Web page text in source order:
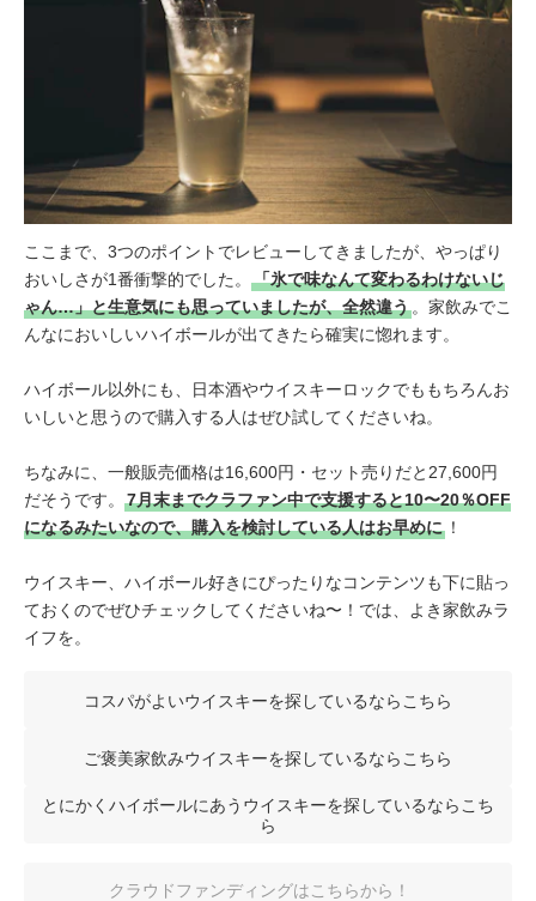
ここまで、3つのポイントでレビューしてきましたが、やっぱり
おいしさが1番衝撃的でした。
「氷で味なんて変わるわけないじ
ゃん…」と生意気にも思っていましたが、全然違う。家飲みでこ
んなにおいしいハイボールが出てきたら確実に惚れます。
ハイボール以外にも、日本酒やウイスキーロックでももちろんお
いしいと思うので購入する人はぜひ試してくださいね。
ちなみに、一般販売価格は16,600円・セット売りだと27,600円
だそうです。
7月末までクラファン中で支援すると10〜20％OFF
になるみたいなので、購入を検討している人はお早めに ！
ウイスキー、ハイボール好きにぴったりなコンテンツも下に貼っ
ておくのでぜひチェックしてくださいね〜！では、よき家飲みラ
イフを。
コスパがよいウイスキーを探しているならこちら
ご褒美家飲みウイスキーを探しているならこちら
とにかくハイボールにあうウイスキーを探しているならこち
ら
クラウドファンディングはこちらから！